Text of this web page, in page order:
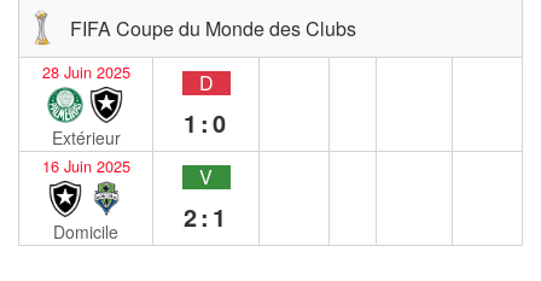
FIFA Coupe du Monde des Clubs
28 Juin 2025
Extérieur
D
1:0
16 Juin 2025
Domicile
V
2:1